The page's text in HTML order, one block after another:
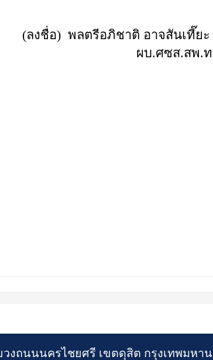
(ลงชื่อ) พลตรีอภิชาติ อา
ผบ.ศซส
ถนนนครไชยศรี เขตดุสิต กรุงเทพมหาน